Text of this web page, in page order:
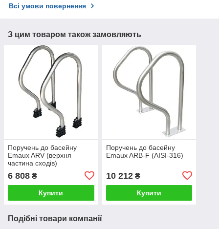
Всі умови повернення
З цим товаром також замовляють
Поручень до басейну
Emaux ARV (верхня
частина сходів)
6 808 ₴
Купити
Поручень до басейну
Emaux ARB-F (AISI-316)
10 212₴
Купити
Подібні товари компанії